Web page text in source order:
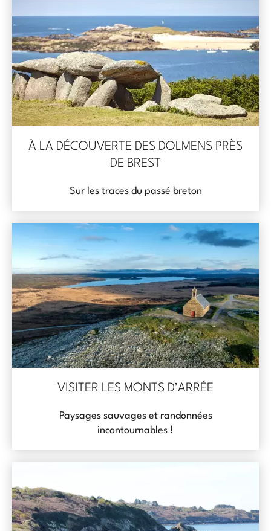
À LA DÉCOUVERTE DES DOLMENS PRÈS
DE BREST
Sur les traces du passé breton
VISITER LES MONTS D’ARRÉE
Paysages sauvages et randonnées
incontournables !